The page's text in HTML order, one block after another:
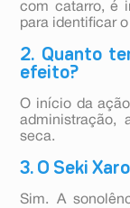
com catarro, é
para identificar
2. Quanto
efeito?
O início da
administração,
seca.
3. O Seki
Sim. A